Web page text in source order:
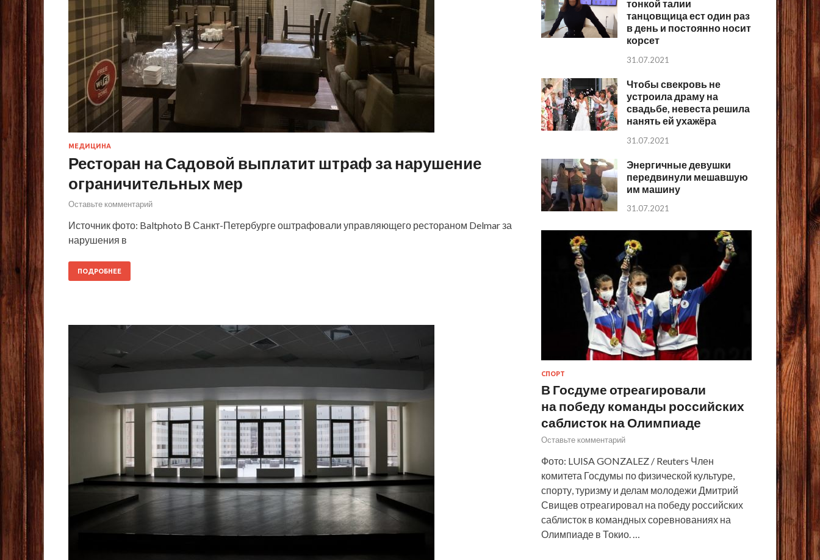
МЕДИЦИНА
Ресторан на Садовой выплатит штраф за нарушение
ограничительных мер
Оставьте комментарий
Источник фото: Baltphoto В Санкт-Петербурге оштрафовали управляющего рестораном Delmar за
нарушения в
ПОДРОБНЕЕ
тонкой талии
танцовщица ест один раз
в день и постоянно носит
корсет
31.07.2021
Чтобы свекровь не
устроила драму на
свадьбе, невеста решила
нанять ей ухажёра
31.07.2021
Энергичные девушки
передвинули мешавшую
им машину
31.07.2021
СПОРТ
В Госдуме отреагировали
на победу команды российских
саблисток на Олимпиаде
Оставьте комментарий
Фото: LUISA GONZALEZ / Reuters Член
комитета Госдумы по физической культуре,
спорту, туризму и делам молодежи Дмитрий
Свищев отреагировал на победу российских
саблисток в командных соревнованиях на
Олимпиаде в Токио. …